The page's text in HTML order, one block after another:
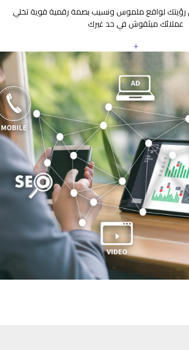
رؤيتك لواقع ملموس ونسيب بصمة رقمية قوية تخلي
عملائك ميثقوش في حد غيرك
+